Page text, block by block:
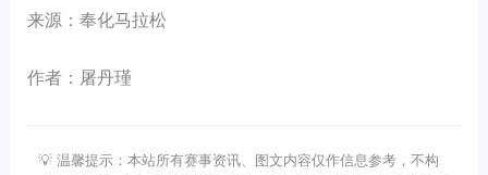
来源：奉化马拉松
作者：屠丹瑾
💡 温馨提示：本站所有赛事资讯、图文内容仅作信息参考，不构